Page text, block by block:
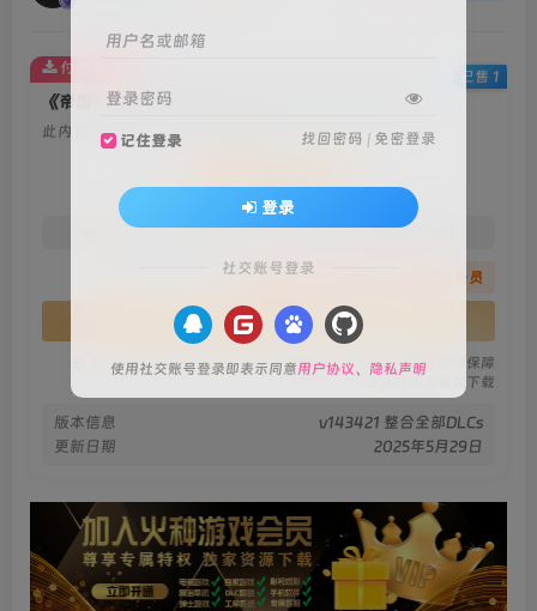
《帝国时代2：决定版(Age of Empires II)》[v143421 整合全部DLCs]
此内容为付费资源，请付费后查看
火种黄金会员 免费 火种黑钻会员
您暂无购买权限，请先开通会员
开通会员
安全绿色无毒保障 永久免费稳定更新
资源有效持续保障
火种网盘极速下载
版本信息
v143421 整合全部DLCs
更新日期
2025年5月29日
付费资源
已售 1
用户名或邮箱
登录密码
记住登录 找回密码 | 免密登录
登录
社交账号登录
使用社交账号登录即表示同意用户协议、 隐私声明